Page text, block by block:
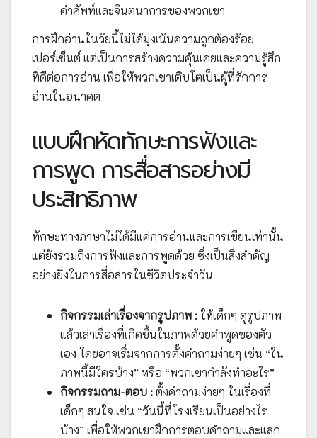
คำศัพท์และจินตนาการของพวกเขา
การฝึกอ่านในวัยนี้ไม่ได้มุ่งเน้นความถูกต้องร้อย
เปอร์เซ็นต์ แต่เป็นการสร้างความคุ้นเคยและความรู้สึก
ที่ดีต่อการอ่าน เพื่อให้พวกเขาเติบโตเป็นผู้ที่รักการ
อ่านในอนาคต
แบบฝึกหัดทักษะการฟังและ
การพูด การสื่อสารอย่างมี
ประสิทธิภาพ
ทักษะทางภาษาไม่ได้มีแค่การอ่านและการเขียนเท่านั้น
แต่ยังรวมถึงการฟังและการพูดด้วย ซึ่งเป็นสิ่งสำคัญ
อย่างยิ่งในการสื่อสารในชีวิตประจำวัน
กิจกรรมเล่าเรื่องจากรูปภาพ :ให้เด็กๆ ดูรูปภาพ
แล้วเล่าเรื่องที่เกิดขึ้นในภาพด้วยคำพูดของตัว
เอง โดยอาจเริ่มจากการตั้งคำถามง่ายๆ เช่น “ใน
ภาพนี้มีใครบ้าง” หรือ “พวกเขากำลังทำอะไร”
กิจกรรมถาม-ตอบ :ตั้งคำถามง่ายๆ ในเรื่องที่
เด็กๆ สนใจ เช่น “วันนี้ที่โรงเรียนเป็นอย่างไร
บ้าง” เพื่อให้พวกเขาฝึกการตอบคำถามและแลก